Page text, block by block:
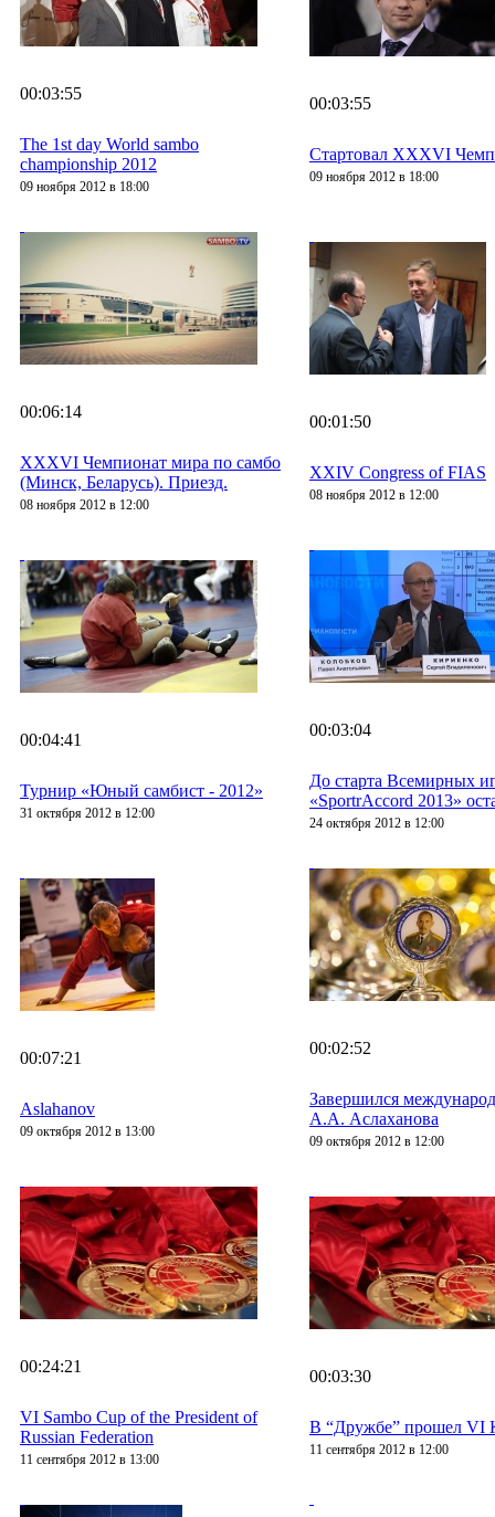
00:03:55
The 1st day World sambo
championship 2012
09 ноября 2012 в 18:00
00:03:55
Стартовал XXXVI
09 ноября 2012 в 18:00
00:06:14
XXXVI Чемпионат мира по самбо
(Минск, Беларусь). Приезд.
08 ноября 2012 в 12:00
00:01:50
XXIV Congress of FIAS
08 ноября 2012 в 12:00
00:04:41
Турнир «Юный самбист - 2012»
31 октября 2012 в 12:00
00:03:04
До старта Всемирных
«SportrAccord 2013»
24 октября 2012 в 12:00
00:07:21
Aslahanov
09 октября 2012 в 13:00
00:02:52
Завершился
А.А. Аслаханова
09 октября 2012 в 12:00
00:24:21
VI Sambo Cup of the President of
Russian Federation
11 сентября 2012 в 13:00
00:03:30
В “Дружбе” прошел VI
11 сентября 2012 в 12:00